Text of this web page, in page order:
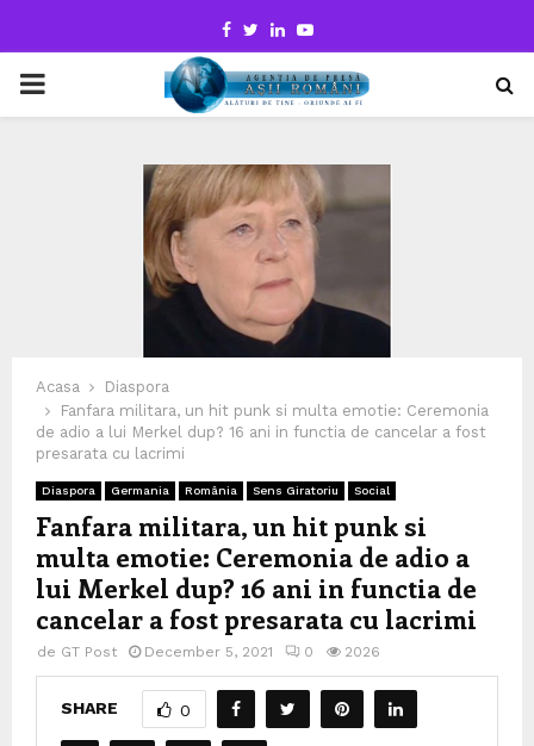
Facebook
TwitterLinkedinYoutube
PRIMARY
Acasa
Diaspora
Fanfara militara, un hit punk si multa emotie: Ceremonia
de adio a lui Merkel dup? 16 ani in functia de cancelar a fost
presarata cu lacrimi
Diaspora Germania România Sens Giratoriu Social
Fanfara militara, un hit punk si
multa emotie: Ceremonia de adio a
lui Merkel dup? 16 ani in functia de
cancelar a fost presarata cu lacrimi
de GT Post December 5, 2021 0 2026
SHARE 0